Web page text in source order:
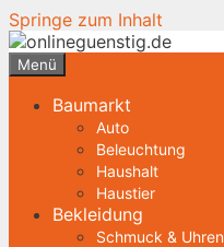
Springe zum Inhalt
Menü
Baumarkt
Auto
Beleuchtung
Haushalt
Haustier
Bekleidung
Schmuck & Uhren